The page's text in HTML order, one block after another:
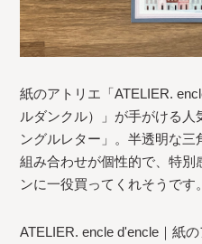
紙のアトリエ「ATELIER.
ルダンクル）」が手がける
ングルレター」。半透明な
組み合わせが個性的で、特別
ンに一役買ってくれそうです。
ATELIER. encle d'encle｜紙